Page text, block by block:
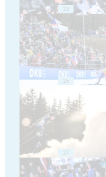
23
25
27